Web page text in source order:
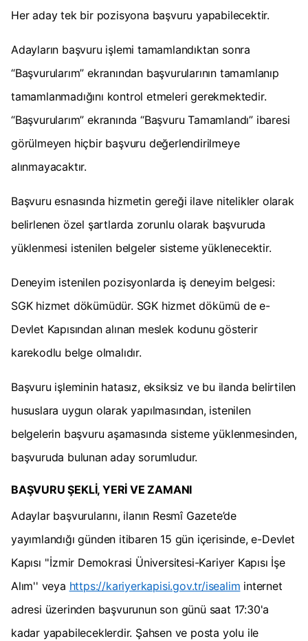
Her aday tek bir pozisyona başvuru yapabilecektir.
Adayların başvuru işlemi tamamlandıktan sonra
“Başvurularım” ekranından başvurularının tamamlanıp
tamamlanmadığını kontrol etmeleri gerekmektedir.
“Başvurularım” ekranında “Başvuru Tamamlandı” ibaresi
görülmeyen hiçbir başvuru değerlendirilmeye
alınmayacaktır.
Başvuru esnasında hizmetin gereği ilave nitelikler olarak
belirlenen özel şartlarda zorunlu olarak başvuruda
yüklenmesi istenilen belgeler sisteme yüklenecektir.
Deneyim istenilen pozisyonlarda iş deneyim belgesi:
SGK hizmet dökümüdür. SGK hizmet dökümü de e-
Devlet Kapısından alınan meslek kodunu gösterir
karekodlu belge olmalıdır.
Başvuru işleminin hatasız, eksiksiz ve bu ilanda belirtilen
hususlara uygun olarak yapılmasından, istenilen
belgelerin başvuru aşamasında sisteme yüklenmesinden,
başvuruda bulunan aday sorumludur.
BAŞVURU ŞEKLİ, YERİ VE ZAMANI
Adaylar başvurularını, ilanın Resmî Gazete’de
yayımlandığı günden itibaren 15 gün içerisinde, e-Devlet
Kapısı ''İzmir Demokrasi Üniversitesi-Kariyer Kapısı İşe
Alım'' veya https://kariyerkapisi.gov.tr/isealim internet
adresi üzerinden başvurunun son günü saat 17:30'a
kadar yapabileceklerdir. Şahsen ve posta yolu ile